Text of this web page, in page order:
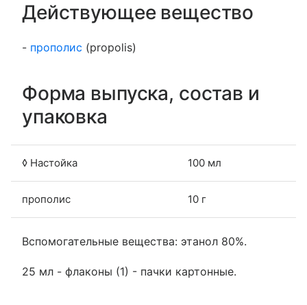
Действующее вещество
- прополис (propolis)
Форма выпуска, состав и
упаковка
◊ Настойка 100 мл
прополис 10 г
Вспомогательные вещества: этанол 80%.
25 мл - флаконы (1) - пачки картонные.